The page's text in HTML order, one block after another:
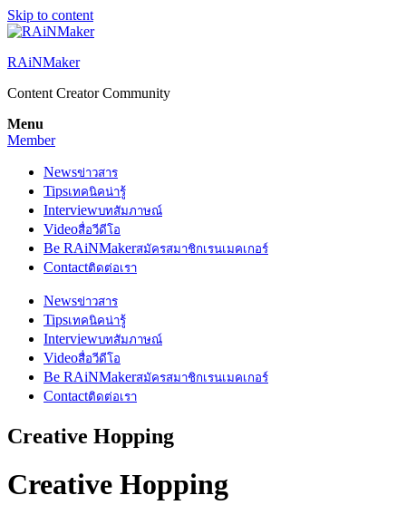
Skip to content
RAiNMaker
Content Creator Community
Menu
Member
Newsข่าวสาร
Tipsเทคนิคน่ารู้
Interviewบทสัมภาษณ์
Videoสื่อวีดีโอ
Be RAiNMakerสมัครสมาชิกเรนเมคเกอร์
Contactติดต่อเรา
Newsข่าวสาร
Tipsเทคนิคน่ารู้
Interviewบทสัมภาษณ์
Videoสื่อวีดีโอ
Be RAiNMakerสมัครสมาชิกเรนเมคเกอร์
Contactติดต่อเรา
Creative Hopping
Creative Hopping